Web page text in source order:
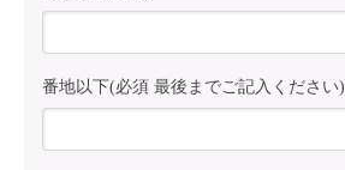
番地以下(必須 最後までご記入ください)